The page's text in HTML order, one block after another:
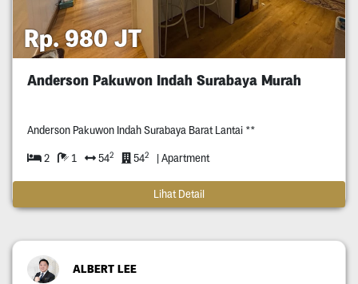
Rp. 980 JT
Anderson Pakuwon Indah Surabaya Murah
Anderson Pakuwon Indah Surabaya Barat Lantai **
2 1 542 542 | Apartment
Lihat Detail
ALBERT LEE